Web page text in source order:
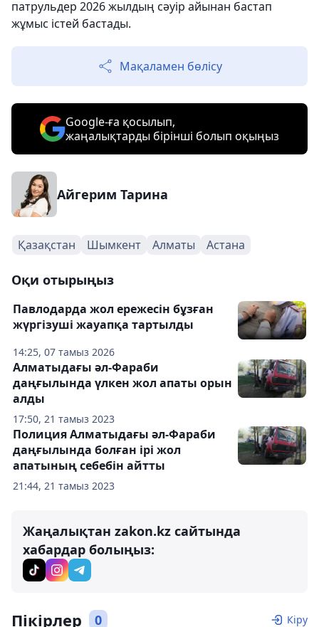
патрульдер 2026 жылдың сәуір айынан бастап
жұмыс істей бастады.
Мақаламен бөлісу
Google-ға қосылып,
жаңалықтарды бірінші болып оқыңыз
Айгерим Тарина
Қазақстан Шымкент Алматы Астана
Оқи отырыңыз
14:25, 07 тамыз 2026
Павлодарда жол ережесін бұзған
жүргізуші жауапқа тартылды
17:50, 21 тамыз 2023
Алматыдағы әл-Фараби
даңғылында үлкен жол апаты орын
алды
21:44, 21 тамыз 2023
Полиция Алматыдағы әл-Фараби
даңғылында болған ірі жол
апатының себебін айтты
Жаңалықтан zakon.kz сайтында
хабардар болыңыз:
Пікірлер 0 Кіру